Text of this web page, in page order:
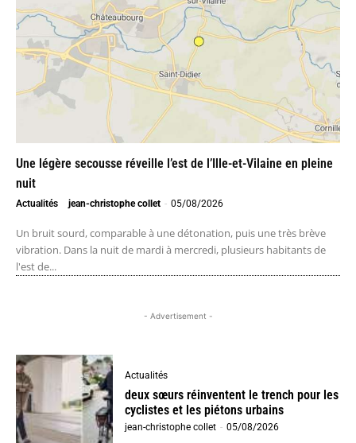
Une légère secousse réveille l’est de l’Ille-et-Vilaine en pleine
nuit
Actualités jean-christophe collet - 05/08/2026
Un bruit sourd, comparable à une détonation, puis une très brève
vibration. Dans la nuit de mardi à mercredi, plusieurs habitants de
l'est de...
- Advertisement -
Actualités
deux sœurs réinventent le trench pour les
cyclistes et les piétons urbains
jean-christophe collet - 05/08/2026